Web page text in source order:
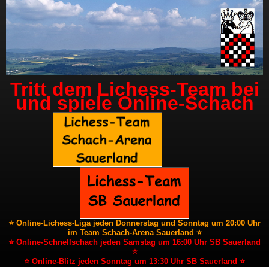
Tritt dem Lichess-Team bei
und spiele Online-Schach
⭐ Online-Lichess-Liga jeden Donnerstag und Sonntag um 20:00 Uhr
im Team Schach-Arena Sauerland ⭐
⭐ Online-Schnellschach jeden Samstag um 16:00 Uhr SB Sauerland
⭐
⭐ Online-Blitz jeden Sonntag um 13:30 Uhr SB Sauerland ⭐